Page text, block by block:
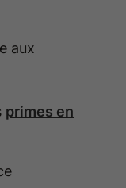
aux
primes en